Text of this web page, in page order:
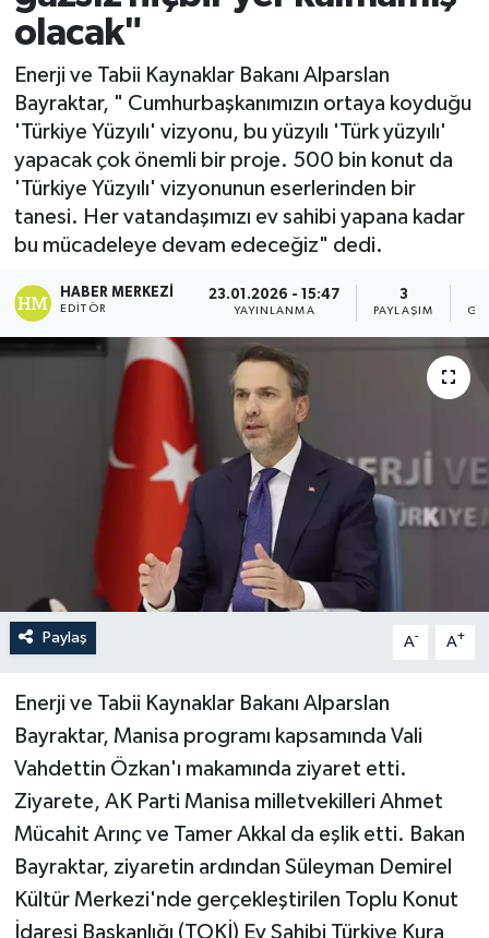
olacak"
Enerji ve Tabii Kaynaklar Bakanı Alparslan
Bayraktar, " Cumhurbaşkanımızın ortaya koyduğu
'Türkiye Yüzyılı' vizyonu, bu yüzyılı 'Türk yüzyılı'
yapacak çok önemli bir proje. 500 bin konut da
'Türkiye Yüzyılı' vizyonunun eserlerinden bir
tanesi. Her vatandaşımızı ev sahibi yapana kadar
bu mücadeleye devam edeceğiz" dedi.
HABER MERKEZI
EDITÖR
23.01.2026 - 15:47
YAYINLANMA
3
PAYLAŞIM
Paylaş A- A+
Enerji ve Tabii Kaynaklar Bakanı Alparslan
Bayraktar, Manisa programı kapsamında Vali
Vahdettin Özkan'ı makamında ziyaret etti.
Ziyarete, AK Parti Manisa milletvekilleri Ahmet
Mücahit Arınç ve Tamer Akkal da eşlik etti. Bakan
Bayraktar, ziyaretin ardından Süleyman Demirel
Kültür Merkezi'nde gerçekleştirilen Toplu Konut
İdaresi Başkanlığı (TOKİ) Ev Sahibi Türkiye Kura